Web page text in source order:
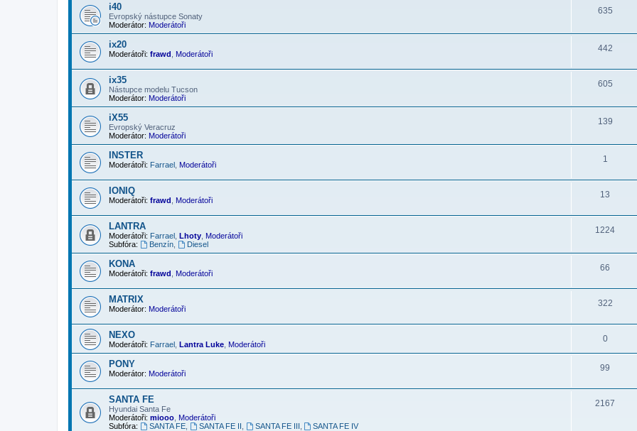
i40
Evropský nástupce Sonaty
Moderátor: Moderátoři
635
ix20
Moderátoři: frawd Moderátoři
442
ix35
Nástupce modelu Tucson
Moderátor: Moderátoři
605
iX55
Evropský Veracruz
Moderátor: Moderátoři
139
INSTER
Moderátoři: Farrael Moderátoři
1
IONIQ
Moderátoři: frawd Moderátoři
13
LANTRA
Moderátoři: Farrael Lhoty Moderátoři
Subfóra:
Benzín, Diesel
1224
KONA
Moderátoři: frawd Moderátoři
66
MATRIX
Moderátor: Moderátoři
322
NEXO
Moderátoři: Farrael Lantra Luke Moderátoři
0
PONY
Moderátor: Moderátoři
99
SANTA FE
Hyundai Santa Fe
Moderátoři: miooo Moderátoři
Subfóra:
SANTA FE, SANTA FE II SANTA FE III SANTA FE IV
2167